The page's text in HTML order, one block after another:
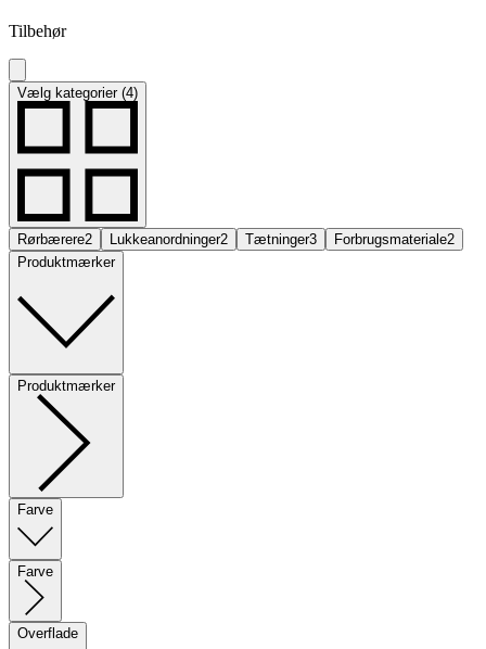
Tilbehør
Vælg kategorier (4)
Rørbærere2 Lukkeanordninger2 Tætninger3 Forbrugsmateriale2
Produktmærker
Produktmærker
Farve
Farve
Overflade